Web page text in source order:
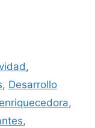
,
, Desarrollo
enriquecedora,
,